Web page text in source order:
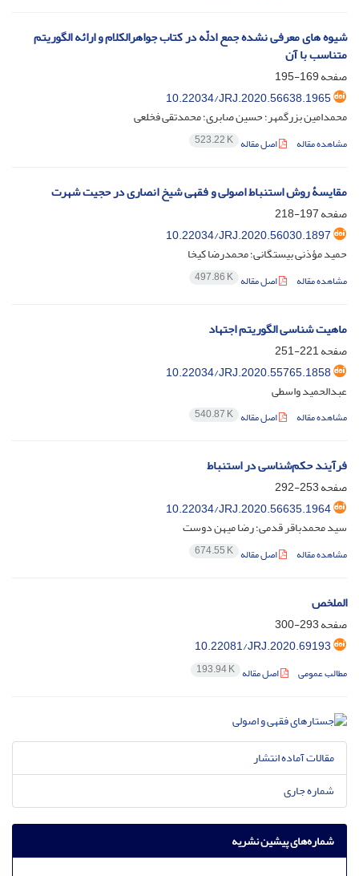
شیوه های معرفی نشده جمع ادلّه در کتاب جواهرالکلام و ارائه الگوریتم
متناسب با آن
صفحه169-195
10.22034/JRJ.2020.56638.1965
محمدامین بزرگمهر؛ حسین صابری؛ محمدتقی فخلعی
مشاهده مقاله اصل مقاله 523.22 K
مقایسۀ روش استنباط اصولی و فقهی شیخ انصاری در حجیت شهرت
صفحه197-218
10.22034/JRJ.2020.56030.1897
حمید مؤذنی بیستگانی؛ محمدرضا کیخا
مشاهده مقاله اصل مقاله 497.86 K
ماهیت شناسی الگوریتم اجتهاد
صفحه221-251
10.22034/JRJ.2020.55765.1858
عبدالحمید واسطی
مشاهده مقاله اصل مقاله 540.87 K
فرآیند حکم‌شناسی در استنباط
صفحه253-292
10.22034/JRJ.2020.56635.1964
سید محمدباقر قدمی؛ رضا میهن دوست
مشاهده مقاله اصل مقاله 674.55 K
الملخص
صفحه293-300
10.22081/JRJ.2020.69193
مطالب عمومی اصل مقاله 193.94 K
مقالات آماده انتشار
شماره جاری
شماره‌های پیشین نشریه